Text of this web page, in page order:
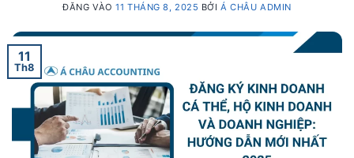
ĐĂNG VÀO11 THÁNG 8, 2025 BỞIÁ CHÂU ADMIN
11
Th8